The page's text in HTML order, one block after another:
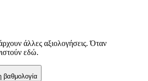
άλλες αξιολογήσεις. Όταν
εδώ.
βαθμολογία